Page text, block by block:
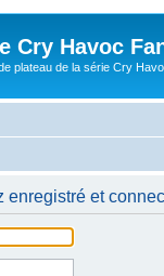
Cry Havoc
plateau de la série Cry
enregistré et